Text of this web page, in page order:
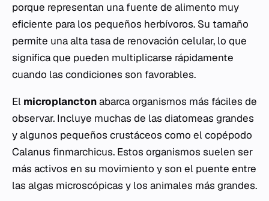
porque representan una fuente de alimento muy
eficiente para los pequeños herbívoros. Su tamaño
permite una alta tasa de renovación celular, lo que
significa que pueden multiplicarse rápidamente
cuando las condiciones son favorables.
El microplanctonabarca organismos más fáciles de
observar. Incluye muchas de las diatomeas grandes
y algunos pequeños crustáceos como el copépodo
Calanus finmarchicus. Estos organismos suelen ser
más activos en su movimiento y son el puente entre
las algas microscópicas y los animales más grandes.